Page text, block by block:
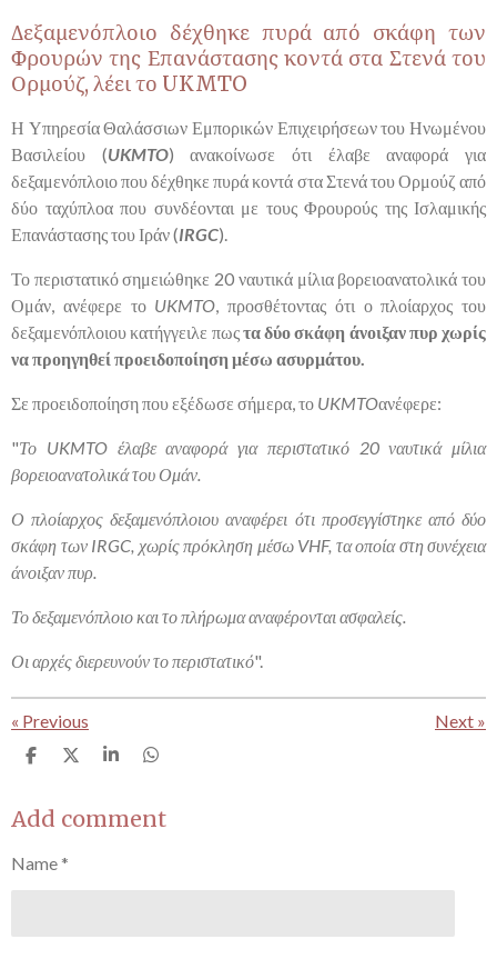
Δεξαμενόπλοιο δέχθηκε πυρά από σκάφη των
Φρουρών της Επανάστασης κοντά στα Στενά του
Ορμούζ, λέει το UKMTO
Η Υπηρεσία Θαλάσσιων Εμπορικών Επιχειρήσεων του Ηνωμένου
Βασιλείου (UKMTO) ανακοίνωσε ότι έλαβε αναφορά για
δεξαμενόπλοιο που δέχθηκε πυρά κοντά στα Στενά του Ορμούζ από
δύο ταχύπλοα που συνδέονται με τους Φρουρούς της Ισλαμικής
Επανάστασης του Ιράν (IRGC).
Το περιστατικό σημειώθηκε 20 ναυτικά μίλια βορειοανατολικά του
Ομάν, ανέφερε το UKMTO , προσθέτοντας ότι ο πλοίαρχος του
δεξαμενόπλοιου κατήγγειλε πωςτα δύο σκάφη άνοιξαν πυρ χωρίς
να προηγηθεί προειδοποίηση μέσω ασυρμάτου.
Σε προειδοποίηση που εξέδωσε σήμερα, το UKMTOανέφερε:
"Το UKMTO έλαβε αναφορά για περιστατικό 20 ναυτικά μίλια
βορειοανατολικά του Ομάν.
Ο πλοίαρχος δεξαμενόπλοιου αναφέρει ότι προσεγγίστηκε από δύο
σκάφη των IRGC, χωρίς πρόκληση μέσω VHF, τα οποία στη συνέχεια
άνοιξαν πυρ.
Το δεξαμενόπλοιο και το πλήρωμα αναφέρονται ασφαλείς.
Οι αρχές διερευνούν το περιστατικό".
« Previous Next »
S
r
e
S
r
e
S
r
e
S
r
e
Add comment
Name *